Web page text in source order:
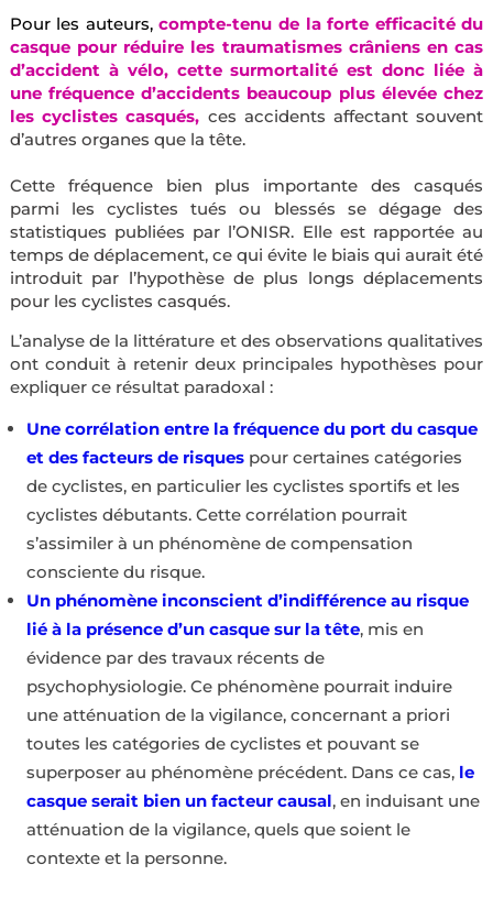
Pour les auteurs,compte-tenu de la forte efficacité du
casque pour réduire les traumatismes crâniens en cas
d’accident à vélo, cette surmortalité est donc liée à
une fréquence d’accidents beaucoup plus élevée chez
les cyclistes casqués, ces accidents affectant souvent
d’autres organes que la tête.
Cette fréquence bien plus importante des casqués
parmi les cyclistes tués ou blessés se dégage des
statistiques publiées par l’ONISR. Elle est rapportée au
temps de déplacement, ce qui évite le biais qui aurait été
introduit par l’hypothèse de plus longs déplacements
pour les cyclistes casqués.
L’analyse de la littérature et des observations qualitatives
ont conduit à retenir deux principales hypothèses pour
expliquer ce résultat paradoxal :
Une corrélation entre la fréquence du port du casque
et des facteurs de risques pour certaines catégories
de cyclistes, en particulier les cyclistes sportifs et les
cyclistes débutants. Cette corrélation pourrait
s’assimiler à un phénomène de compensation
consciente du risque.
Un phénomène inconscient d’indifférence au risque
lié à la présence d’un casque sur la tête, mis en
évidence par des travaux récents de
psychophysiologie. Ce phénomène pourrait induire
une atténuation de la vigilance, concernant a priori
toutes les catégories de cyclistes et pouvant se
superposer au phénomène précédent. Dans ce cas, le
casque serait bien un facteur causal, en induisant une
atténuation de la vigilance, quels que soient le
contexte et la personne.